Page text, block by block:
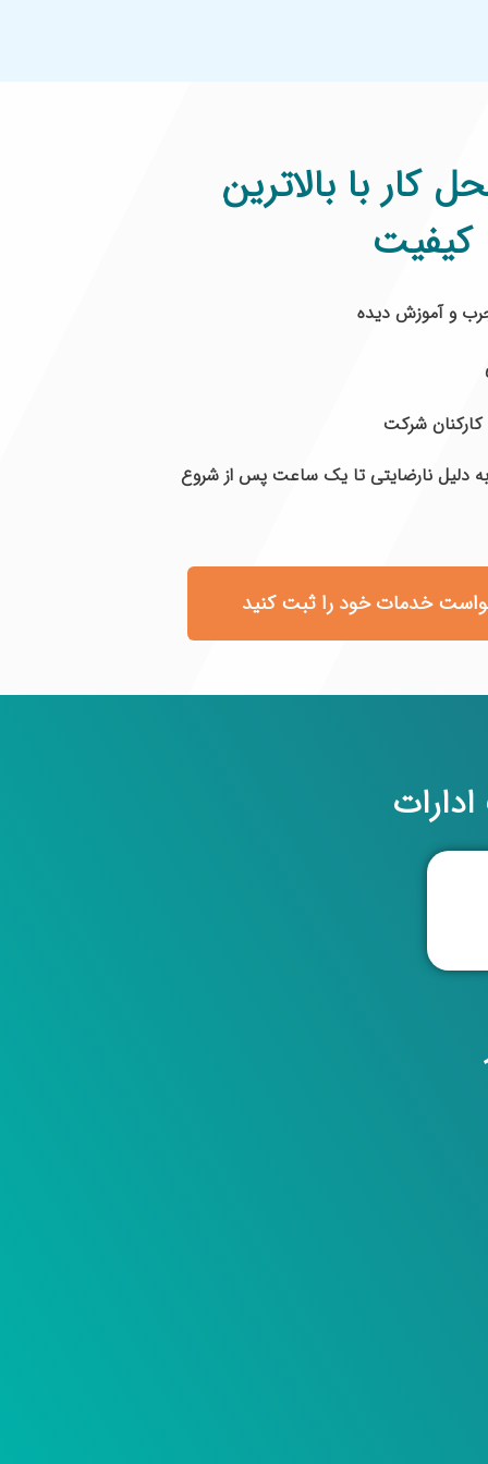
کار با بالاترین
کیفیت
و آموزش دیده
شرکت
دلیل نارضایتی تا یک ساعت پس از شروع
خدمات خود را ثبت کنید